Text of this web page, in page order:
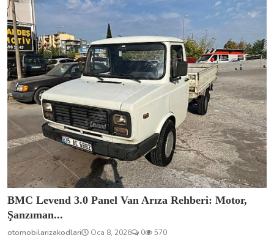
BMC Levend 3.0 Panel Van Arıza Rehberi: Motor,
Şanzıman...
otomobilarizakodlari Oca 8, 2026 0 570